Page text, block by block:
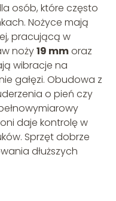
osób, które często
Nożyce mają
pracującą w
noży19 mmoraz
wibracje na
gałęzi. Obudowa z
o pień czy
daje kontrolę w
Sprzęt dobrze
dłuższych